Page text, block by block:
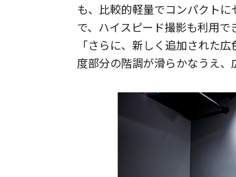
も、比較的軽量でコンパクト
で、ハイスピード撮影も利用で
「さらに、新しく追加された
度部分の階調が滑らかなうえ、